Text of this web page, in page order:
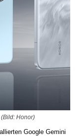
Honor)
Google Gemini